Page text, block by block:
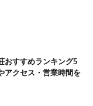
おすすめランキング5
アクセス・営業時間を